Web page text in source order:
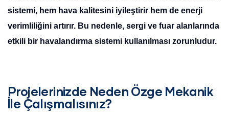
sistemi, hem hava kalitesini iyileştirir hem de enerji
verimliliğini artırır. Bu nedenle, sergi ve fuar alanlarında
etkili bir havalandırma sistemi kullanılması zorunludur.
Projelerinizde Neden Özge Mekanik
İle Çalışmalısınız?